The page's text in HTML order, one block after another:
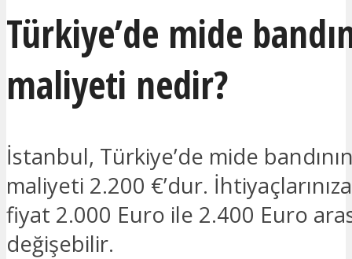
Türkiye’de mide
maliyeti nedir?
İstanbul, Türkiye’de mide
maliyeti 2.200 €’dur.
fiyat 2.000 Euro ile 2.400 Euro
değişebilir.